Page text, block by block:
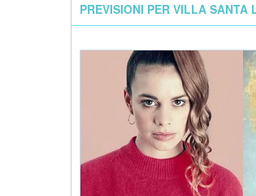
PREVISIONI PER VILLA SANTA